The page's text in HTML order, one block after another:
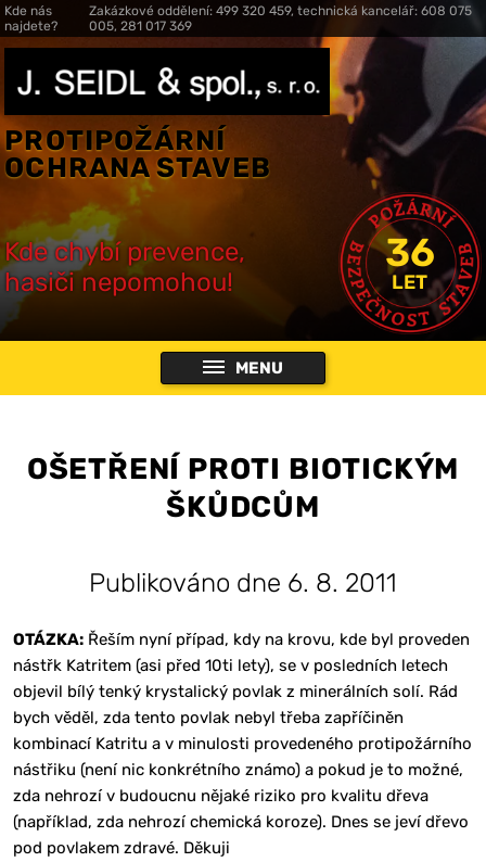
Kde nás
najdete?
Zakázkové oddělení: 499 320 459, technická kancelář: 608 075
005, 281 017 369
PROTIPOŽÁRNÍ
OCHRANA STAVEB
Kde chybí prevence,
hasiči nepomohou!
36
LET
MENU
OŠETŘENÍ PROTI BIOTICKÝM
ŠKŮDCŮM
Publikováno dne 6. 8. 2011
OTÁZKA:Řeším nyní případ, kdy na krovu, kde byl proveden
nástřk Katritem (asi před 10ti lety), se v posledních letech
objevil bílý tenký krystalický povlak z minerálních solí. Rád
bych věděl, zda tento povlak nebyl třeba zapříčiněn
kombinací Katritu a v minulosti provedeného protipožárního
nástřiku (není nic konkrétního známo) a pokud je to možné,
zda nehrozí v budoucnu nějaké riziko pro kvalitu dřeva
(například, zda nehrozí chemická koroze). Dnes se jeví dřevo
pod povlakem zdravé. Děkuji